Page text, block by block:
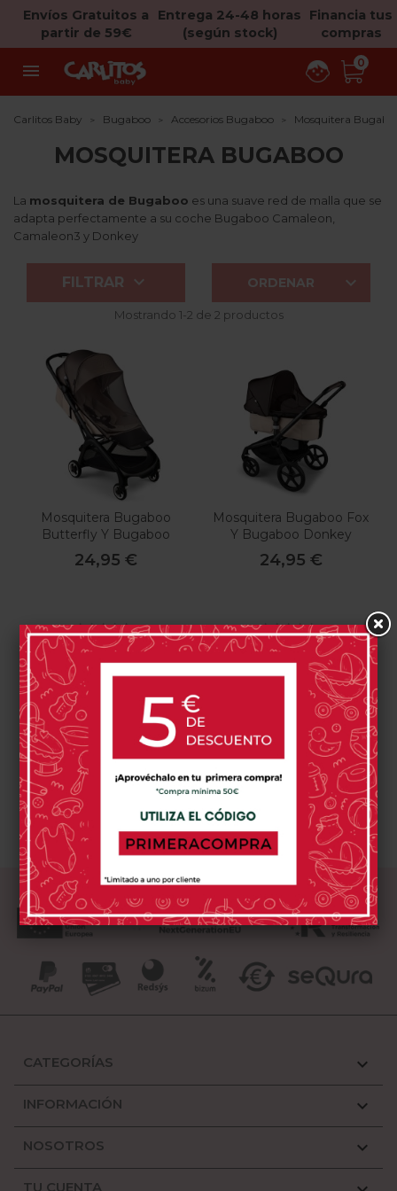
Envíos Gratuitos a
partir de 59€
Entrega 24-48 horas
(según stock)
Financia tus
compras
 0
Carlitos Baby Bugaboo Accesorios Bugaboo Mosquitera
MOSQUITERA BUGABOO
La mosquitera de Bugaboo es una suave red de malla que se
adapta perfectamente a su coche Bugaboo Camaleon,
Camaleon3 y Donkey
ORDENAR 
FILTRAR 
Mostrando 1-2 de 2 productos
Mosquitera Bugaboo
Butterfly Y Bugaboo
Dragonfly
24,95 €
0 opinión(es)
Comprar
Mosquitera Bugaboo Fox
Y Bugaboo Donkey
24,95 €
0 opinión(es)
Comprar
Has visto 2 de 2 productos
CATEGORÍAS 
INFORMACIÓN 
NOSOTROS 
TU CUENTA